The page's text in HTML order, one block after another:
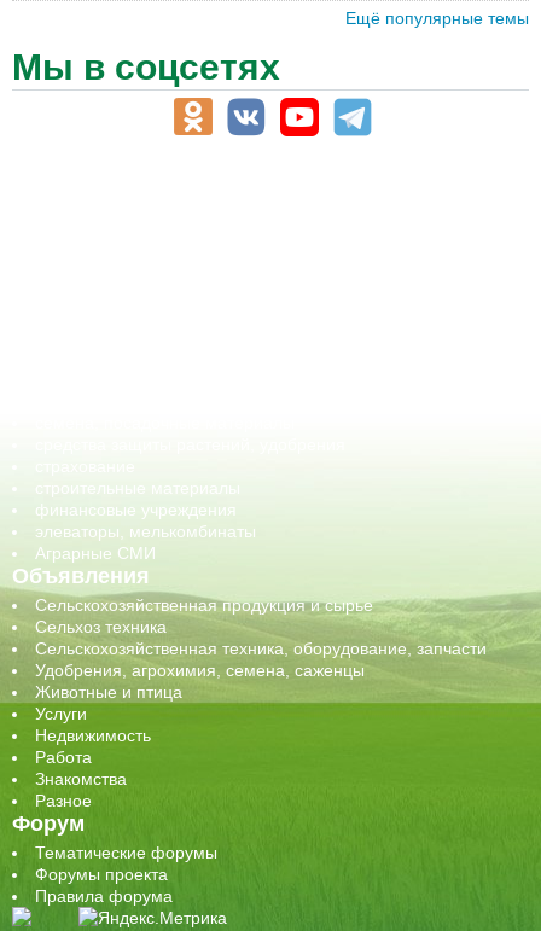
Ещё популярные темы
Мы в соцсетях
строительные материалы
финансовые учреждения
элеваторы, мелькомбинаты
Аграрные СМИ
Объявления
Сельскохозяйственная продукция и сырье
Сельхоз техника
Сельскохозяйственная техника, оборудование, запчасти
Удобрения, агрохимия, семена, саженцы
Животные и птица
Услуги
Недвижимость
Работа
Знакомства
Разное
Форум
Тематические форумы
Форумы проекта
Правила форума